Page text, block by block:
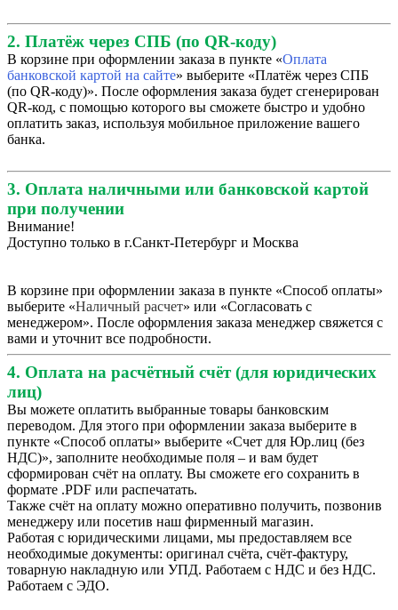
2. Платёж через СПБ (по QR-коду)
В корзине при оформлении заказа в пункте «Оплата
банковской картой на сайте» выберите «Платёж через СПБ
(по QR-коду)». После оформления заказа будет сгенерирован
QR-код, с помощью которого вы сможете быстро и удобно
оплатить заказ, используя мобильное приложение вашего
банка.
3. Оплата наличными или банковской картой
при получении
Внимание!
Доступно только в г.Санкт-Петербург и Москва
В корзине при оформлении заказа в пункте «Способ оплаты»
выберите «Наличный расчет» или «Согласовать с
менеджером». После оформления заказа менеджер свяжется с
вами и уточнит все подробности.
4. Оплата на расчётный счёт (для юридических
лиц)
Вы можете оплатить выбранные товары банковским
переводом. Для этого при оформлении заказа выберите в
пункте «Способ оплаты» выберите «Счет для Юр.лиц (без
НДС)», заполните необходимые поля – и вам будет
сформирован счёт на оплату. Вы сможете его сохранить в
формате .PDF или распечатать.
Также счёт на оплату можно оперативно получить, позвонив
менеджеру или посетив наш фирменный магазин.
Работая с юридическими лицами, мы предоставляем все
необходимые документы: оригинал счёта, счёт-фактуру,
товарную накладную или УПД. Работаем с НДС и без НДС.
Работаем с ЭДО.